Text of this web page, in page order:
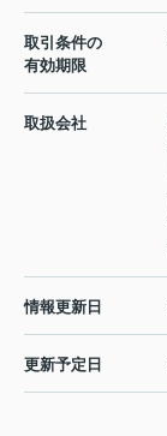
取引条件の
有効期限
取扱会社
情報更新日
更新予定日